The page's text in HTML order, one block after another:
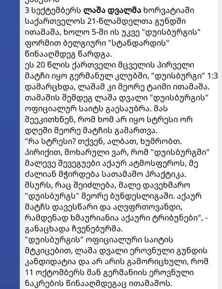
3 სექტემბერს ლაშა დვალმა ხორვატიაში
საქართველოს 21-წლამდელთა გუნდში
ითამაშა, ხოლო 5-ში ის უკვე "დუისბურგის"
ფორმით ბელგიური "სტანდარდის"
წინააღმდეგ წარდგა.
ეს 20 წლის ქართველი მცველის პირველი
მატჩი იყო გერმანულ კლუბში, "დუისბურგი" 1:3
დამარცხდა, ლაშამ კი მეორე ტაიმი ითამაშა.
თამაშის შემდეგ ლაშა დვალი "დუისბურგის"
ოფიციალურ საიტს გაესაუბრა. მას
შეეკითხნენ, რომ ხომ არ იყო სტრესი ორ
დღეში მეორე მატჩის გამართვა.
"რა სტრესი? თქვენ, ალბათ, ხუმრობთ.
პირიქით, მოხარული ვარ, რომ "დუისბურგში"
მალევე შევეგუები აქაურ ატმოსფეროს, მე
ძალიან მჭირდება სათამაშო პრაქტიკა.
მსურს, რაც შეიძლება, მალე დავეხმარო
"დუისბურგს" მეორე ბუნდესლიგაში. აქაურ
მატჩს დავესწარი და აღვფრთოვანდი,
რამდენად ხმაურიანია აქაური ტრიბუნები", -
განაცხადა ჩვენებურმა.
"დუისბურგის" ოფიციალური საიტის
მტკიცებით, ლაშა დვალი ეროვნული გუნდის
კანდიდატია და არ არის გამორიცხული, რომ
11 ოქტომბერს მან გერმანიის ეროვნული
ნაკრების წინააღმდეგაც ითამაშოს.